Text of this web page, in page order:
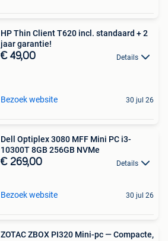
HP Thin Client T620 incl. standaard + 2
jaar garantie!
€ 49,00 Details
Bezoek website 30 jul 26
Dell Optiplex 3080 MFF Mini PC i3-
10300T 8GB 256GB NVMe
€ 269,00 Details
Bezoek website 30 jul 26
ZOTAC ZBOX PI320 Mini-pc — Compacte,